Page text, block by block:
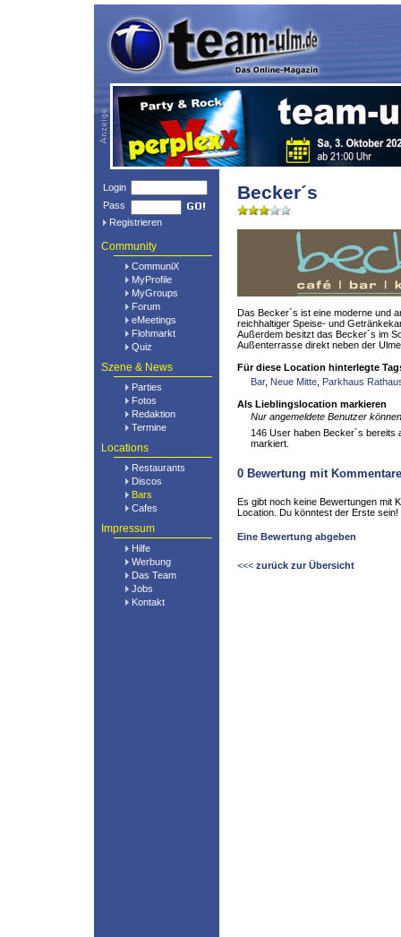
Login
Pass
Registrieren
Community
CommuniX
MyProfile
MyGroups
Forum
eMeetings
Flohmarkt
Quiz
Szene & News
Parties
Fotos
Redaktion
Termine
Locations
Restaurants
Discos
Bars
Cafes
Impressum
Hilfe
Werbung
Das Team
Jobs
Kontakt
Becker´s
Das Becker´s ist eine moderne und
reichhaltiger Speise- und
Außerdem besitzt das Becker´s im
Außenterrasse direkt neben der
Für diese Location hinterlegte
Bar, Neue Mitte Parkhaus
Als Lieblingslocation markieren
Nur angemeldete Benutzer
146 User haben Becker´s bereits
markiert.
0 Bewertung mit
Es gibt noch keine Bewertungen mit
Location. Du könntest der Erste sein!
Eine Bewertung abgeben
<<< zurück zur Übersicht